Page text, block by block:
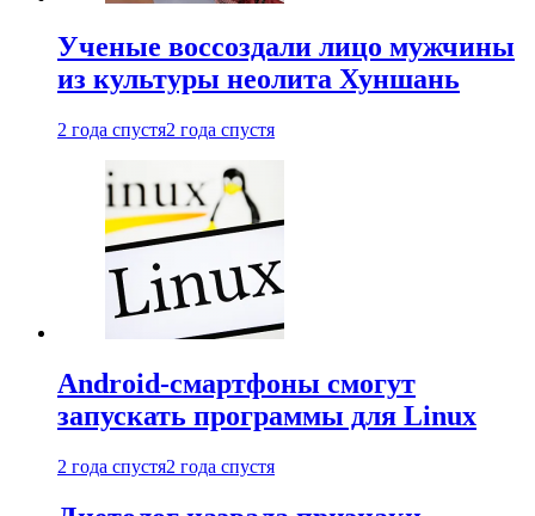
Ученые воссоздали лицо мужчины
из культуры неолита Хуншань
2 года спустя2 года спустя
Android-смартфоны смогут
запускать программы для Linux
2 года спустя2 года спустя